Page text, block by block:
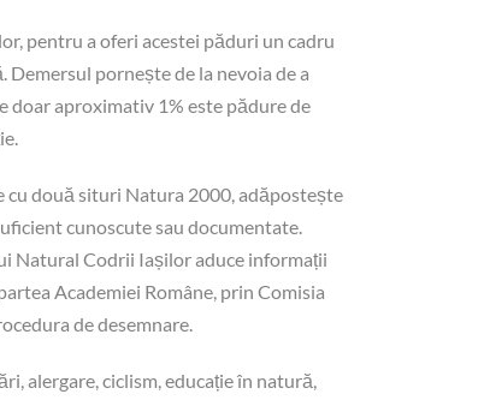
pentru a oferi acestei păduri un cadru
pornește de la nevoia de a
aproximativ 1% este pădure de
două situri Natura 2000, adăpostește
cunoscute sau documentate.
Natural Codrii Iașilor aduce informații
Academiei Române, prin Comisia
de desemnare.
alergare, ciclism, educație în natură,